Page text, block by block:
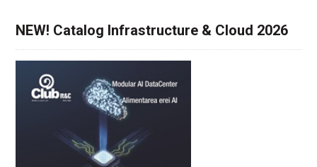
NEW! Catalog Infrastructure & Cloud 2026